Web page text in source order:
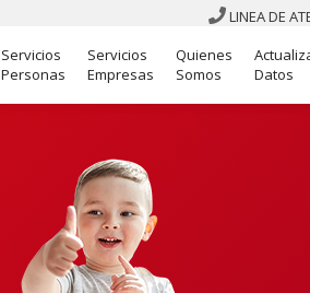
LINEA DE
Servicios
Personas
Servicios
Empresas
Quienes
Somos
Datos